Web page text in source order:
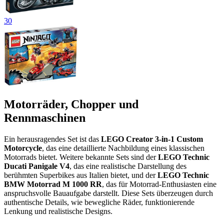
30
Motorräder, Chopper und
Rennmaschinen
Ein herausragendes Set ist das LEGO Creator 3-in-1 Custom
Motorcycle, das eine detaillierte Nachbildung eines klassischen
Motorrads bietet. Weitere bekannte Sets sind derLEGO Technic
Ducati Panigale V4, das eine realistische Darstellung des
berühmten Superbikes aus Italien bietet, und derLEGO Technic
BMW Motorrad M 1000 RR, das für Motorrad-Enthusiasten eine
anspruchsvolle Bauaufgabe darstellt. Diese Sets überzeugen durch
authentische Details, wie bewegliche Räder, funktionierende
Lenkung und realistische Designs.